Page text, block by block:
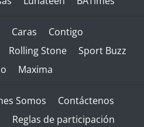
Caras
Contigo
Rolling Stone
Sport Buzz
Maxima
Somos
Contáctenos
Reglas de participación